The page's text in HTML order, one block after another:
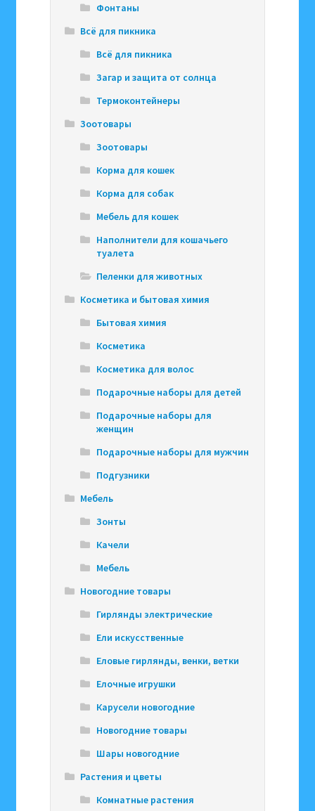
Фонтаны
Всё для пикника
Всё для пикника
Загар и защита от солнца
Термоконтейнеры
Зоотовары
Зоотовары
Корма для кошек
Корма для собак
Мебель для кошек
Наполнители для кошачьего
туалета
Пеленки для животных
Косметика и бытовая химия
Бытовая химия
Косметика
Косметика для волос
Подарочные наборы для детей
Подарочные наборы для
женщин
Подарочные наборы для мужчин
Подгузники
Мебель
Зонты
Качели
Мебель
Новогодние товары
Гирлянды электрические
Ели искусственные
Еловые гирлянды, венки, ветки
Елочные игрушки
Карусели новогодние
Новогодние товары
Шары новогодние
Растения и цветы
Комнатные растения